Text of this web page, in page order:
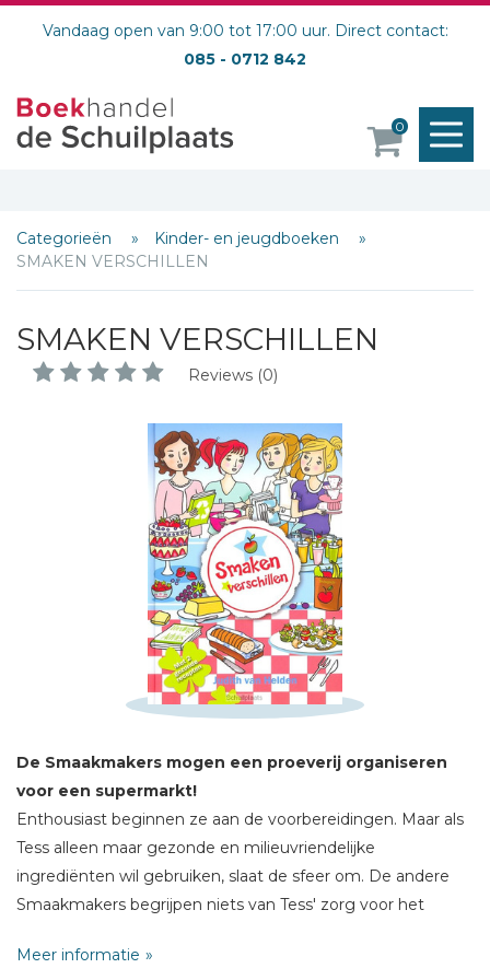
Vandaag open van 9:00 tot 17:00 uur. Direct contact:
085 - 0712 842
0
Categorieën
Kinder- en jeugdboeken
SMAKEN VERSCHILLEN
SMAKEN VERSCHILLEN
Reviews (0)
De Smaakmakers mogen een proeverij organiseren
voor een supermarkt!
Enthousiast beginnen ze aan de voorbereidingen. Maar als
Tess alleen maar gezonde en milieuvriendelijke
ingrediënten wil gebruiken, slaat de sfeer om. De andere
Smaakmakers begrijpen niets van Tess' zorg voor het
Tess voelt zich niet serieus genomen en is bang haar
Meer informatie
Schrijf hieronder je review!
Bericht *
* = verplicht